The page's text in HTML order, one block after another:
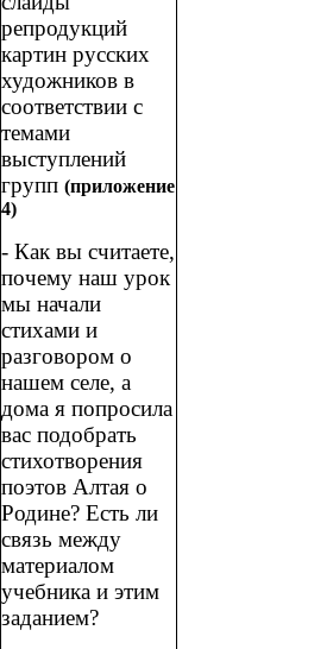
репродукций
картин русских
художников в
соответствии с
темами
выступлений
групп (приложение
4)
- Как вы считаете,
почему наш урок
мы начали
стихами и
разговором о
нашем селе, а
дома я попросила
вас подобрать
стихотворения
поэтов Алтая о
Родине? Есть ли
связь между
материалом
учебника и этим
заданием?